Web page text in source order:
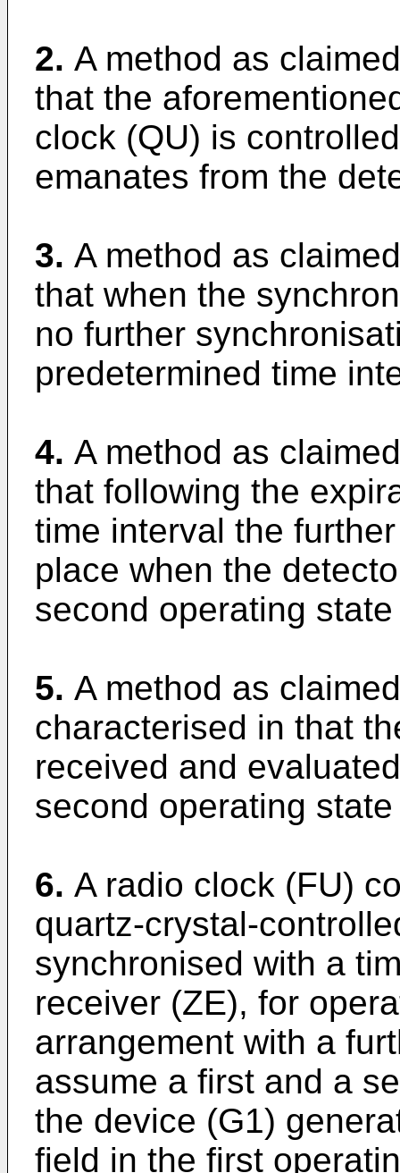
2. A method as
that the
clock (QU) is
emanates from the
3. A method as
that when the
no further
predetermined time
4. A method as
that following the
time interval the
place when the
second operating
5. A method as
characterised in that
received and
second operating
6. A radio clock (FU)
quartz-crystal-
synchronised with a
receiver (ZE), for
arrangement with a
assume a first and a
the device (G1)
field in the first